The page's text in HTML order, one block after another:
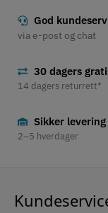
God
via e-post og chat
30 dagers
14 dagers returrett*
Sikker
2–5 hverdager